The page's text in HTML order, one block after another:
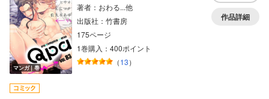
マンガ｜巻
著者：おわる...他
出版社：竹書房
175ページ
1巻購入：400ポイント
（13）
作品詳細